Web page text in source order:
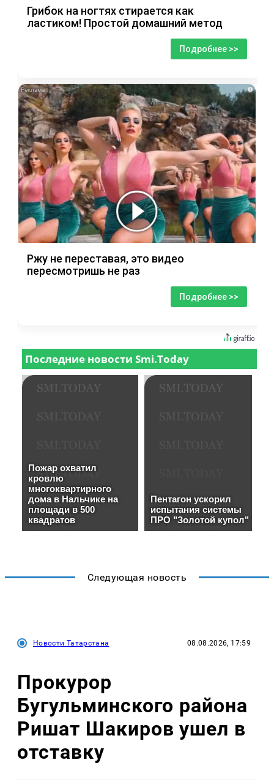
Грибок на ногтях стирается как
ластиком! Простой домашний метод
Подробнее >>
i
Ржу не переставая, это видео
пересмотришь не раз
Подробнее >>
Следующая новость
Новости Татарстана 08.08.2026, 17:59
Прокурор
Бугульминского района
Ришат Шакиров ушел в
отставку